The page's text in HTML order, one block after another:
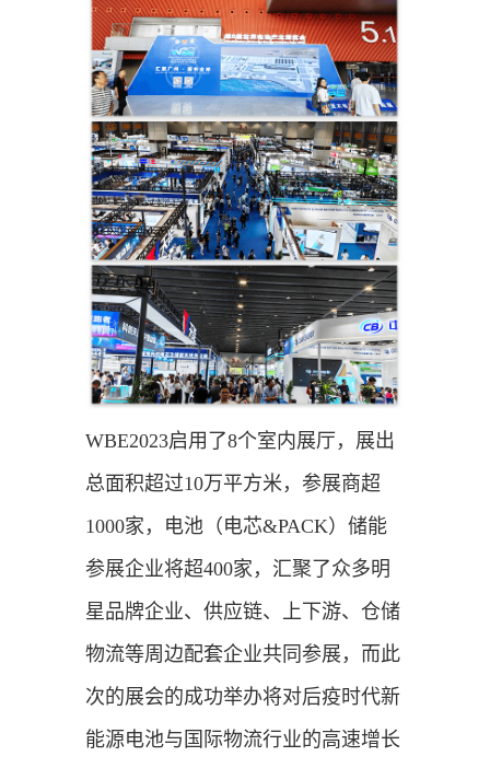
WBE2023启用了8个室内展厅，展出
总面积超过10万平方米，参展商超
1000家，电池（电芯&PACK）储能
参展企业将超400家，汇聚了众多明
星品牌企业、供应链、上下游、仓储
物流等周边配套企业共同参展，而此
次的展会的成功举办将对后疫时代新
能源电池与国际物流行业的高速增长